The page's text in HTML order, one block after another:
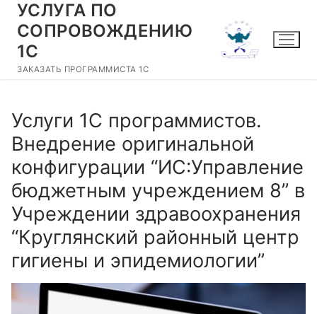
Перейти
содержимому
УСЛУГА ПО
СОПРОВОЖДЕНИЮ
1С
ЗАКАЗАТЬ ПРОГРАММИСТА 1С
Услуги 1С программистов.
Внедрение оригинальной
конфигурации “ИС:Управление
бюджетным учреждением 8” в
Учреждении здравоохранения
“Круглянский районный центр
гигиены и эпидемиологии”